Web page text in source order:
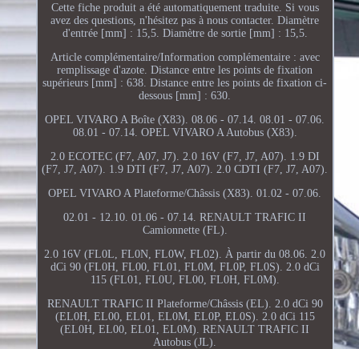
Cette fiche produit a été automatiquement traduite. Si vous
avez des questions, n'hésitez pas à nous contacter. Diamètre
d'entrée [mm] : 15,5. Diamètre de sortie [mm] : 15,5.
Article complémentaire/Information complémentaire : avec
remplissage d'azote. Distance entre les points de fixation
supérieurs [mm] : 638. Distance entre les points de fixation ci-
dessous [mm] : 630.
OPEL VIVARO A Boîte (X83). 08.06 - 07.14. 08.01 - 07.06.
08.01 - 07.14. OPEL VIVARO A Autobus (X83).
2.0 ECOTEC (F7, A07, J7). 2.0 16V (F7, J7, A07). 1.9 DI
(F7, J7, A07). 1.9 DTI (F7, J7, A07). 2.0 CDTI (F7, J7, A07).
OPEL VIVARO A Plateforme/Châssis (X83). 01.02 - 07.06.
02.01 - 12.10. 01.06 - 07.14. RENAULT TRAFIC II
Camionnette (FL).
2.0 16V (FL0L, FL0N, FL0W, FL02). À partir du 08.06. 2.0
dCi 90 (FL0H, FL00, FL01, FL0M, FL0P, FL0S). 2.0 dCi
115 (FL01, FL0U, FL00, FL0H, FL0M).
RENAULT TRAFIC II Plateforme/Châssis (EL). 2.0 dCi 90
(EL0H, EL00, EL01, EL0M, EL0P, EL0S). 2.0 dCi 115
(EL0H, EL00, EL01, EL0M). RENAULT TRAFIC II
Autobus (JL).